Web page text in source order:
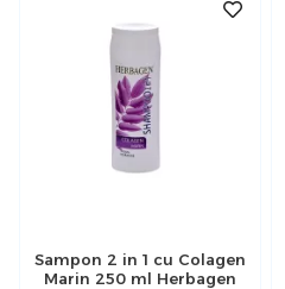
Sampon 2 in 1 cu Colagen
Marin 250 ml Herbagen